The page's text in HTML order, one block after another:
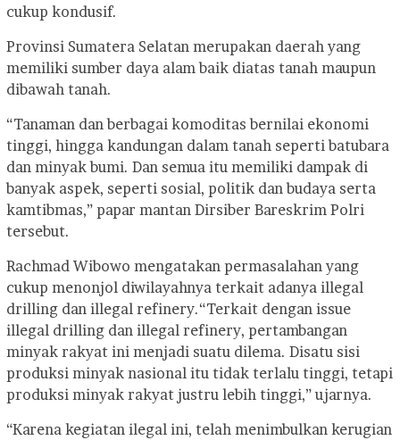
cukup kondusif.
Provinsi Sumatera Selatan merupakan daerah yang
memiliki sumber daya alam baik diatas tanah maupun
dibawah tanah.
“Tanaman dan berbagai komoditas bernilai ekonomi
tinggi, hingga kandungan dalam tanah seperti batubara
dan minyak bumi. Dan semua itu memiliki dampak di
banyak aspek, seperti sosial, politik dan budaya serta
kamtibmas,” papar mantan Dirsiber Bareskrim Polri
tersebut.
Rachmad Wibowo mengatakan permasalahan yang
cukup menonjol diwilayahnya terkait adanya illegal
drilling dan illegal refinery.“Terkait dengan issue
illegal drilling dan illegal refinery, pertambangan
minyak rakyat ini menjadi suatu dilema. Disatu sisi
produksi minyak nasional itu tidak terlalu tinggi, tetapi
produksi minyak rakyat justru lebih tinggi,” ujarnya.
“Karena kegiatan ilegal ini, telah menimbulkan kerugian